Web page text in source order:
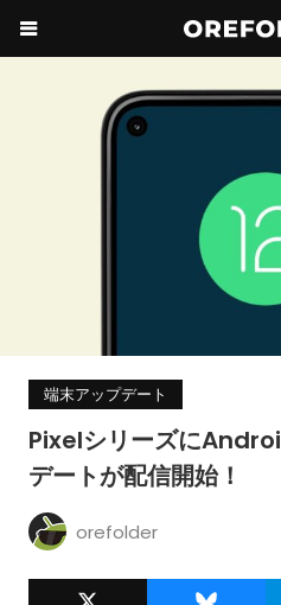
端末アップデート
Pixelシリーズに
デートが配信開始！
orefolder